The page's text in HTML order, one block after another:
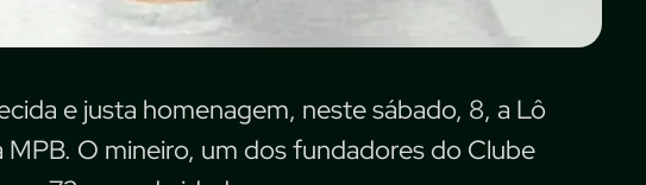
e justa homenagem, neste sábado, 8, a Lô
O mineiro, um dos fundadores do Clube